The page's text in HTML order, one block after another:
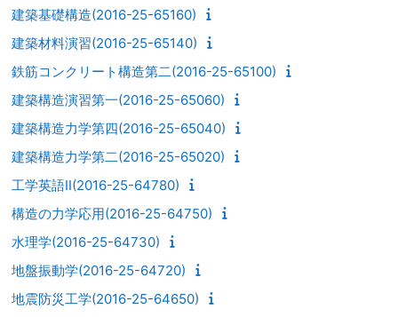
建築基礎構造(2016-25-65160)
建築材料演習(2016-25-65140)
鉄筋コンクリート構造第二(2016-25-65100)
建築構造演習第一(2016-25-65060)
建築構造力学第四(2016-25-65040)
建築構造力学第二(2016-25-65020)
工学英語II(2016-25-64780)
構造の力学応用(2016-25-64750)
水理学(2016-25-64730)
地盤振動学(2016-25-64720)
地震防災工学(2016-25-64650)